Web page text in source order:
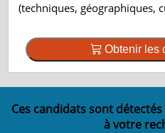
(techniques, géographiques,
Obtenir les
Ces candidats sont
à votre